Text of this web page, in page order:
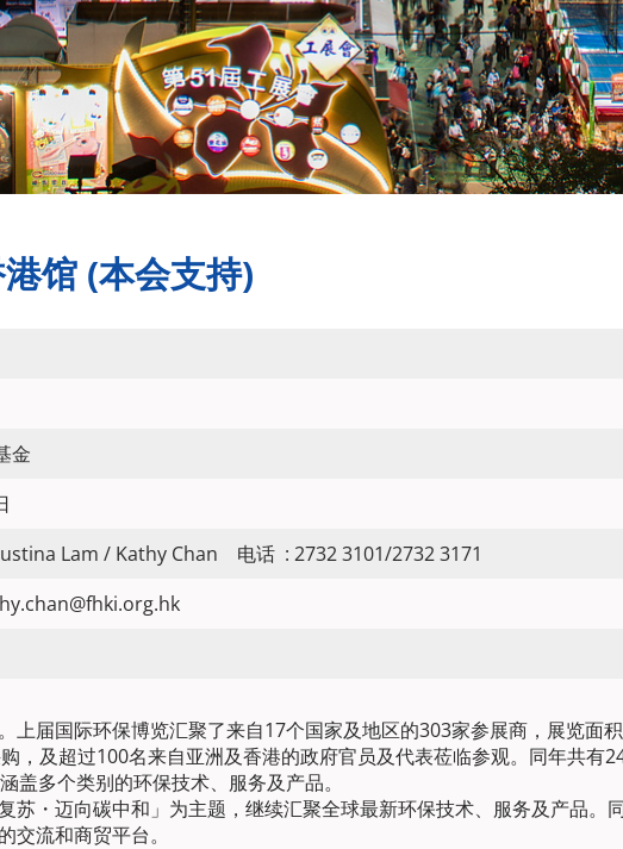
馆 (本会支持)
金
Lam / Kathy Chan 电话 : 2732 3101/2732 3171
上届国际环保博览汇聚了来自17个国家及地区的303家参展商，展览面
，及超过100名来自亚洲及香港的政府官员及代表莅临参观。同年共有
盖多个类别的环保技术、服务及产品。
苏・迈向碳中和」为主题，继续汇聚全球最新环保技术、服务及产品。
交流和商贸平台。